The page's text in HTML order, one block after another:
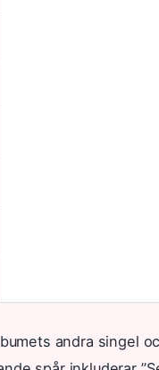
andra singel